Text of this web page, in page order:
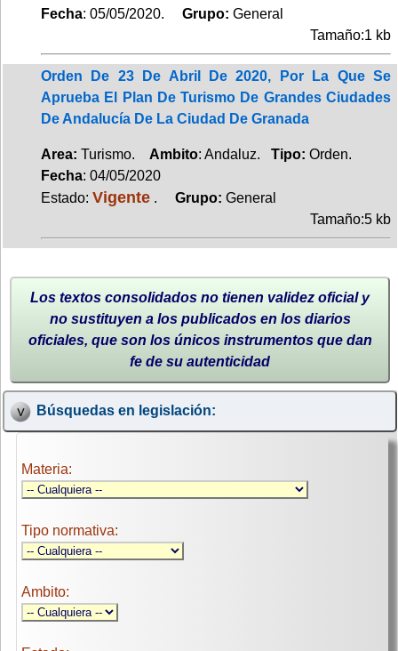
Fecha: 05/05/2020. Grupo: General
Tamaño:1 kb
Orden De 23 De Abril De 2020, Por La Que Se
Aprueba El Plan De Turismo De Grandes Ciudades
De Andalucía De La Ciudad De Granada
Area: Turismo. Ambito: Andaluz. Tipo: Orden.
Fecha: 04/05/2020
Estado: Vigente . Grupo: General
Tamaño:5 kb
Los textos consolidados no tienen validez oficial y
no sustituyen a los publicados en los diarios
oficiales, que son los únicos instrumentos que dan
fe de su autenticidad
Búsquedas en legislación:
Materia:
Tipo normativa:
Ambito: